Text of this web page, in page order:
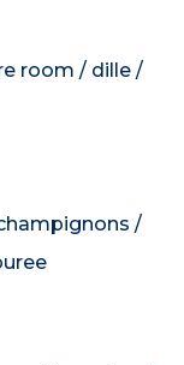
room / dille /
/